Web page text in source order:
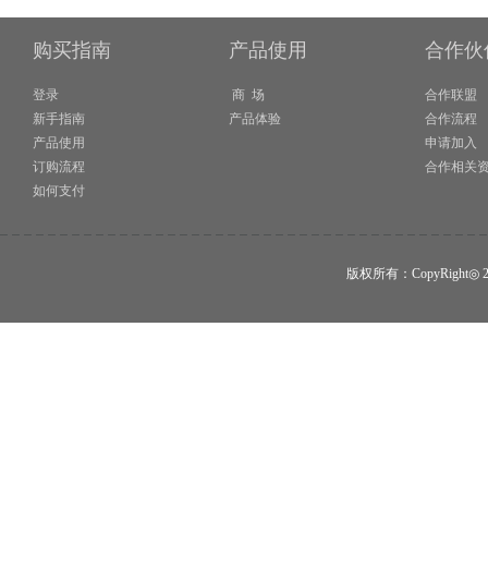
购买指南
登录
新手指南
产品使用
订购流程
如何支付
产品使用
商 场
产品体验
合作伙
合作联盟
合作流程
申请加入
合作相关
版权所有：CopyRight◎